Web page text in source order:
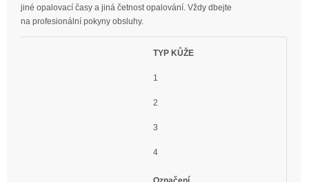
jiné opalovací časy a jiná četnost opalování. Vždy dbejte
na profesionální pokyny obsluhy.
TYP KŮŽE
1
2
3
4